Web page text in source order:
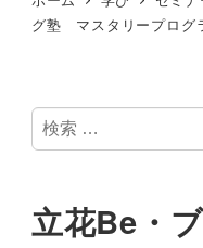
グ塾 マスタリープロ
検
索
立花Be・